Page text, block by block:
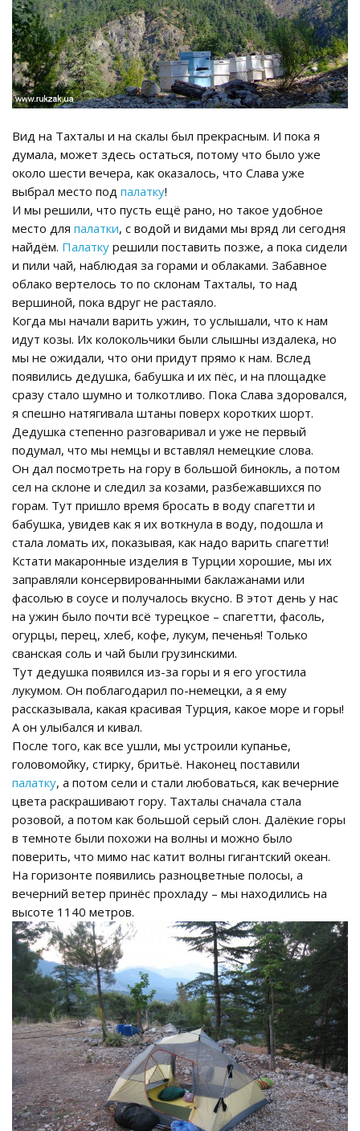
Вид на Тахталы и на скалы был прекрасным. И пока я
думала, может здесь остаться, потому что было уже
около шести вечера, как оказалось, что Слава уже
выбрал место под палатку!
И мы решили, что пусть ещё рано, но такое удобное
место для палатки, с водой и видами мы вряд ли сегодня
найдём. Палатку решили поставить позже, а пока сидели
и пили чай, наблюдая за горами и облаками. Забавное
облако вертелось то по склонам Тахталы, то над
вершиной, пока вдруг не растаяло.
Когда мы начали варить ужин, то услышали, что к нам
идут козы. Их колокольчики были слышны издалека, но
мы не ожидали, что они придут прямо к нам. Вслед
появились дедушка, бабушка и их пёс, и на площадке
сразу стало шумно и толкотливо. Пока Слава здоровался,
я спешно натягивала штаны поверх коротких шорт.
Дедушка степенно разговаривал и уже не первый
подумал, что мы немцы и вставлял немецкие слова.
Он дал посмотреть на гору в большой бинокль, а потом
сел на склоне и следил за козами, разбежавшихся по
горам. Тут пришло время бросать в воду спагетти и
бабушка, увидев как я их воткнула в воду, подошла и
стала ломать их, показывая, как надо варить спагетти!
Кстати макаронные изделия в Турции хорошие, мы их
заправляли консервированными баклажанами или
фасолью в соусе и получалось вкусно. В этот день у нас
на ужин было почти всё турецкое – спагетти, фасоль,
огурцы, перец, хлеб, кофе, лукум, печенья! Только
сванская соль и чай были грузинскими.
Тут дедушка появился из-за горы и я его угостила
лукумом. Он поблагодарил по-немецки, а я ему
рассказывала, какая красивая Турция, какое море и горы!
А он улыбался и кивал.
После того, как все ушли, мы устроили купанье,
головомойку, стирку, бритьё. Наконец поставили
палатку, а потом сели и стали любоваться, как вечерние
цвета раскрашивают гору. Тахталы сначала стала
розовой, а потом как большой серый слон. Далёкие горы
в темноте были похожи на волны и можно было
поверить, что мимо нас катит волны гигантский океан.
На горизонте появились разноцветные полосы, а
вечерний ветер принёс прохладу – мы находились на
высоте 1140 метров.